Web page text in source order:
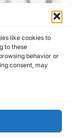
like cookies to
to these
behavior or
consent, may
Visst är du